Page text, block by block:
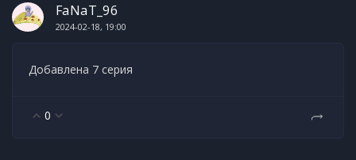
FaNaT_96
2024-02-18, 19:00
Добавлена 7 серия
0